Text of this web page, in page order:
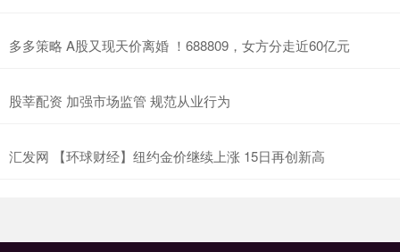
多多策略 A股又现天价离婚 ！688809，女方分走近60亿元
股莘配资 加强市场监管 规范从业行为
汇发网 【环球财经】纽约金价继续上涨 15日再创新高